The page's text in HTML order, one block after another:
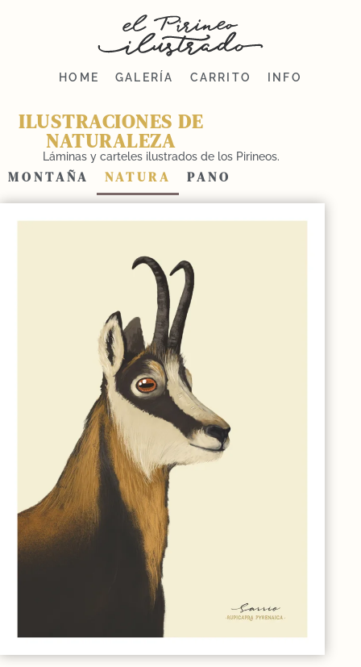
HOME GALERÍA CARRITO INFO
ILUSTRACIONES DE
NATURALEZA
Láminas y carteles ilustrados de los Pirineos.
MONTAÑA NATURA PANO